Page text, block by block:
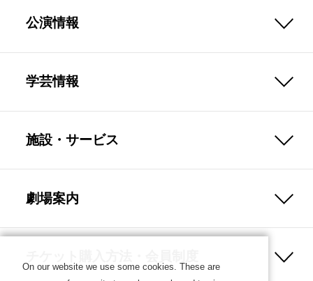
公演情報
学芸情報
施設・サービス
劇場案内
On our website we use some cookies. These are